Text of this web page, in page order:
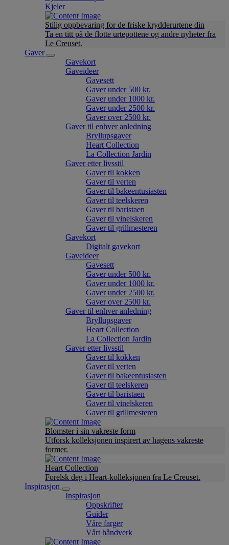
Kjeler
Stilig oppbevaring for de friske krydderurtene din
Ta en titt på de flotte urtepottene og andre nyheter fra
Le Creuset.
Gaver
Gavekort
Gaveideer
Gavesett
Gaver under 500 kr.
Gaver under 1000 kr.
Gaver under 2500 kr.
Gaver over 2500 kr.
Gaver til enhver anledning
Bryllupsgaver
Heart Collection
La Collection Jardin
Gaver etter livsstil
Gaver til kokken
Gaver til verten
Gaver til bakeentusiasten
Gaver til teelskeren
Gaver til baristaen
Gaver til vinelskeren
Gaver til grillmesteren
Gavekort
Digitalt gavekort
Gaveideer
Gavesett
Gaver under 500 kr.
Gaver under 1000 kr.
Gaver under 2500 kr.
Gaver over 2500 kr.
Gaver til enhver anledning
Bryllupsgaver
Heart Collection
La Collection Jardin
Gaver etter livsstil
Gaver til kokken
Gaver til verten
Gaver til bakeentusiasten
Gaver til teelskeren
Gaver til baristaen
Gaver til vinelskeren
Gaver til grillmesteren
Blomster i sin vakreste form
Utforsk kolleksjonen inspirert av hagens vakreste
former.
Heart Collection
Forelsk deg i Heart-kolleksjonen fra Le Creuset.
Inspirasjon
Inspirasjon
Oppskrifter
Guider
Våre farger
Vårt håndverk